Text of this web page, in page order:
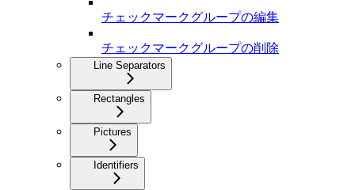
チェックマークグループの編集
チェックマークグループの削除
Line Separators
Rectangles
Pictures
Identifiers